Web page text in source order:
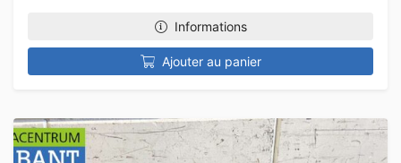
Informations
Ajouter au panier